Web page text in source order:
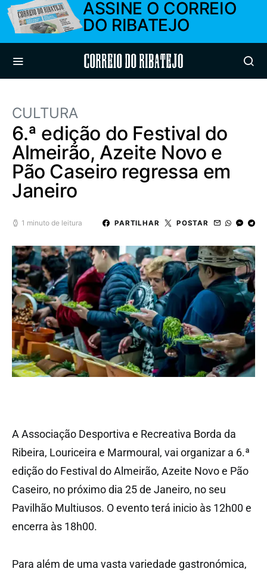
ASSINE O CORREIO
DO RIBATEJO
Correio do Ribatejo
CULTURA
6.ª edição do Festival do
Almeirão, Azeite Novo e
Pão Caseiro regressa em
Janeiro
1 minuto de leitura PARTILHAR POSTAR
A Associação Desportiva e Recreativa Borda da
Ribeira, Louriceira e Marmoural, vai organizar a 6.ª
edição do Festival do Almeirão, Azeite Novo e Pão
Caseiro, no próximo dia 25 de Janeiro, no seu
Pavilhão Multiusos. O evento terá inicio às 12h00 e
encerra às 18h00.
Para além de uma vasta variedade gastronómica,